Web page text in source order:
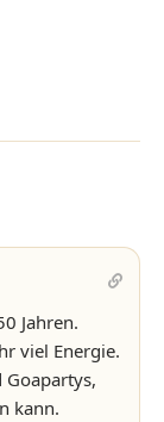
Jahren.
viel Energie.
Goapartys,
kann.